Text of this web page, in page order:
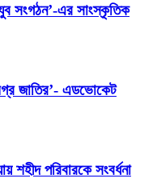
সংগঠন’-এর সাংস্কৃতিক
জাতির’- এডভোকেট
শহীদ পরিবারকে সংবর্ধনা